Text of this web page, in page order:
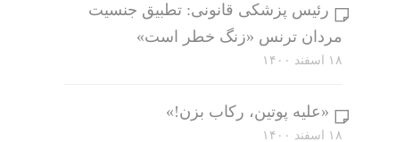
رئیس پزشکی قانونی: تطبیق جنسیت
مردان ترنس «زنگ خطر است»
۱۸ اسفند ۱۴۰۰
«علیه پوتین، رکاب بزن!»
۱۸ اسفند ۱۴۰۰